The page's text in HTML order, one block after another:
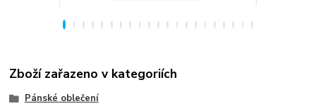
Zboží zařazeno v kategoriích
Pánské oblečení